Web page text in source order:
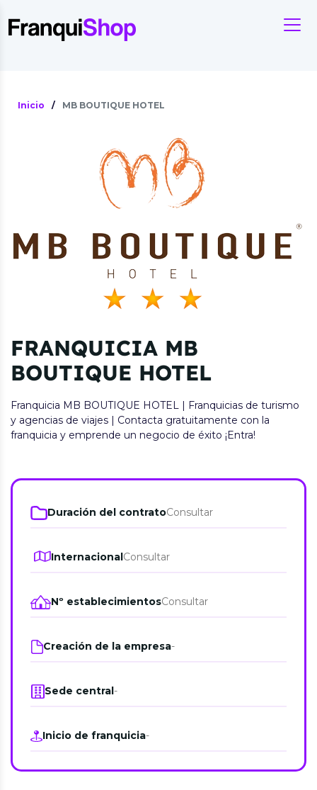
Inicio / MB BOUTIQUE HOTEL
FRANQUICIA MB
BOUTIQUE HOTEL
Franquicia MB BOUTIQUE HOTEL | Franquicias de turismo
y agencias de viajes | Contacta gratuitamente con la
franquicia y emprende un negocio de éxito ¡Entra!
Duración del contratoConsultar
InternacionalConsultar
Nº establecimientosConsultar
Creación de la empresa-
Sede central-
Inicio de franquicia-